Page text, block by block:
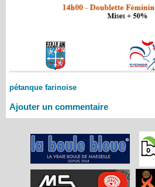
pétanque farinoise
Ajouter un commentaire